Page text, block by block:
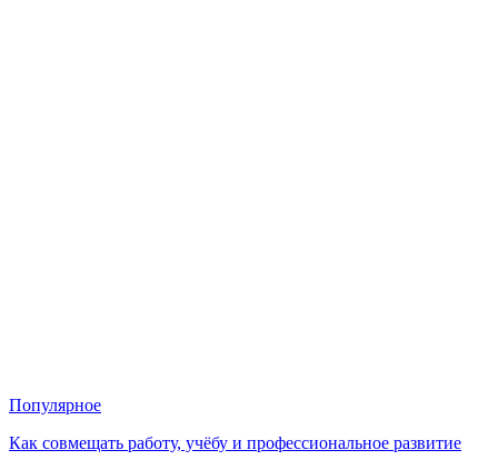
Популярное
Как совмещать работу, учёбу и профессиональное развитие